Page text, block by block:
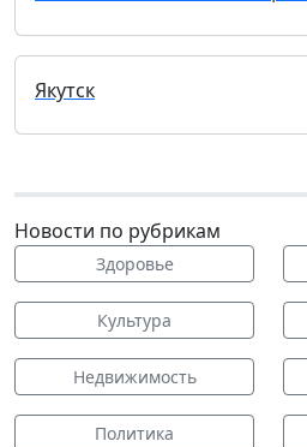
Якутск
Новости по рубрикам
Здоровье
Культура
Недвижимость
Политика